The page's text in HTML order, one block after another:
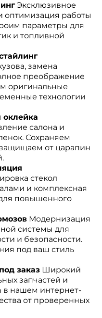
Эксклюзивное
работы
параметры для
и топливной
замена
преображение
оригинальные
технологии
оклейка
салона и
Сохраняем
от царапин
стекол
и комплексная
повышенного
Модернизация
системы для
и безопасности.
под ваш стиль
заказШирокий
запчастей и
в нашем интернет-
от проверенных